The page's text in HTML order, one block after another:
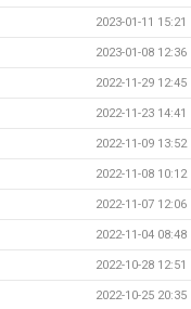
2023-01-11 15:21
2023-01-08 12:36
2022-11-29 12:45
2022-11-23 14:41
2022-11-09 13:52
2022-11-08 10:12
2022-11-07 12:06
2022-11-04 08:48
2022-10-28 12:51
2022-10-25 20:35